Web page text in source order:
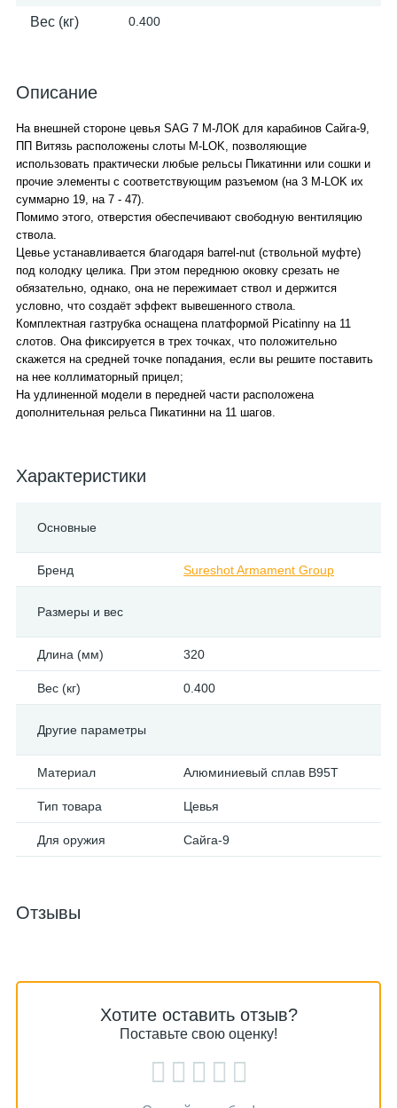
Вес (кг) 0.400
Описание
На внешней стороне цевья SAG 7 М-ЛОК для карабинов Сайга-9,
ПП Витязь расположены слоты M-LOK, позволяющие
использовать практически любые рельсы Пикатинни или сошки и
прочие элементы с соответствующим разъемом (на 3 M-LOK их
суммарно 19, на 7 - 47).
Помимо этого, отверстия обеспечивают свободную вентиляцию
ствола.
Цевье устанавливается благодаря barrel-nut (ствольной муфте)
под колодку целика. При этом переднюю оковку срезать не
обязательно, однако, она не пережимает ствол и держится
условно, что создаёт эффект вывешенного ствола.
Комплектная газтрубка оснащена платформой Picatinny на 11
слотов. Она фиксируется в трех точках, что положительно
скажется на средней точке попадания, если вы решите поставить
на нее коллиматорный прицел;
На удлиненной модели в передней части расположена
дополнительная рельса Пикатинни на 11 шагов.
Характеристики
Основные
Бренд Sureshot Armament Group
Размеры и вес
Длина (мм) 320
Вес (кг) 0.400
Другие параметры
Материал Алюминиевый сплав В95Т
Тип товара Цевья
Для оружия Сайга-9
Отзывы
Хотите оставить отзыв?
Поставьте свою оценку!